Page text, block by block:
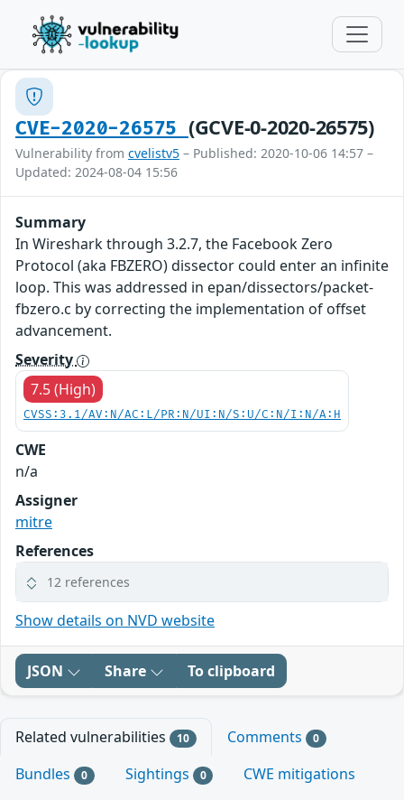
CVE-2020-26575 (GCVE-0-2020-26575)
Vulnerability from cvelistv5 – Published: 2020-10-06 14:57 –
Updated: 2024-08-04 15:56
Summary
In Wireshark through 3.2.7, the Facebook Zero
Protocol (aka FBZERO) dissector could enter an infinite
loop. This was addressed in epan/dissectors/packet-
fbzero.c by correcting the implementation of offset
advancement.
Severity
7.5 (High)
CVSS:3.1/AV:N/AC:L/PR:N/UI:N/S:U/C:N/I:N/A:H
CWE
n/a
Assigner
mitre
References
12 references
Show details on NVD website
JSON Share To clipboard
Related vulnerabilities 10 Comments 0
Bundles 0 Sightings 0
CWE mitigations